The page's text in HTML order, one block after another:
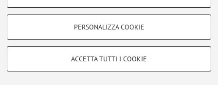
COOKIE TECNICI - NECESSARI
Si tratta di cookie tecnici utilizzati, a titolo esemplificativo, per il corretto
PERSONALIZZA COOKIE
ACCETTA TUTTI I COOKIE